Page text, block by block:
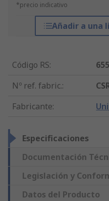
*precio indicativo
Añadir a una
Código RS:
Nº ref. fabric.:
Fabricante:
Especificaciones
Documentación
Legislación y
Datos del Producto